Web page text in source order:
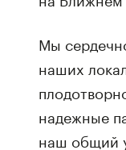
Мы
наших
надежные
наш общий